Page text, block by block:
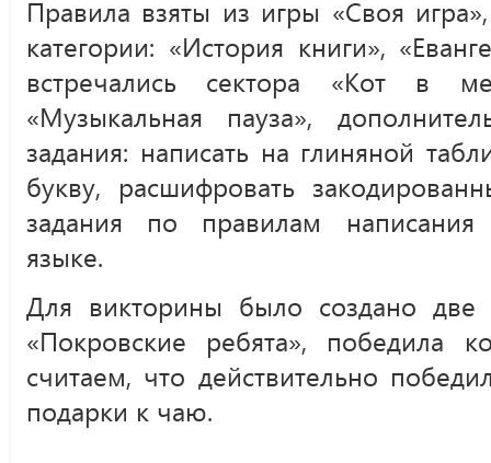
Правила взяты из игры «Своя
категории: «История книги»,
встречались сектора «Кот в
«Музыкальная пауза»,
задания: написать на глиняной
букву, расшифровать
задания по правилам написания
языке.
Для викторины было создано
«Покровские ребята», победила
считаем, что действительно
подарки к чаю.